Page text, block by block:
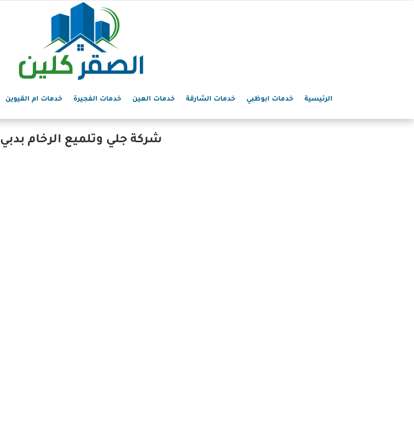
الرئيسية خدمات ابوظبي خدمات الشارقة خدمات العين خدمات الفجيرة خدمات ام القيوين
شركة جلي وتلميع الرخام بدبي